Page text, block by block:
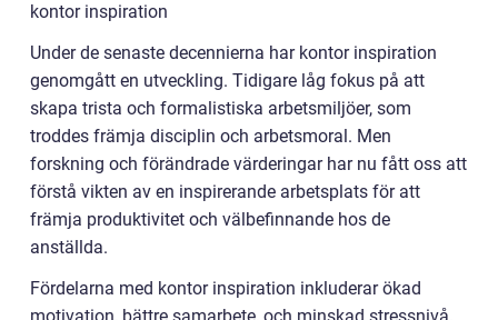
kontor inspiration
Under de senaste decennierna har kontor inspiration
genomgått en utveckling. Tidigare låg fokus på att
skapa trista och formalistiska arbetsmiljöer, som
troddes främja disciplin och arbetsmoral. Men
forskning och förändrade värderingar har nu fått oss att
förstå vikten av en inspirerande arbetsplats för att
främja produktivitet och välbefinnande hos de
anställda.
Fördelarna med kontor inspiration inkluderar ökad